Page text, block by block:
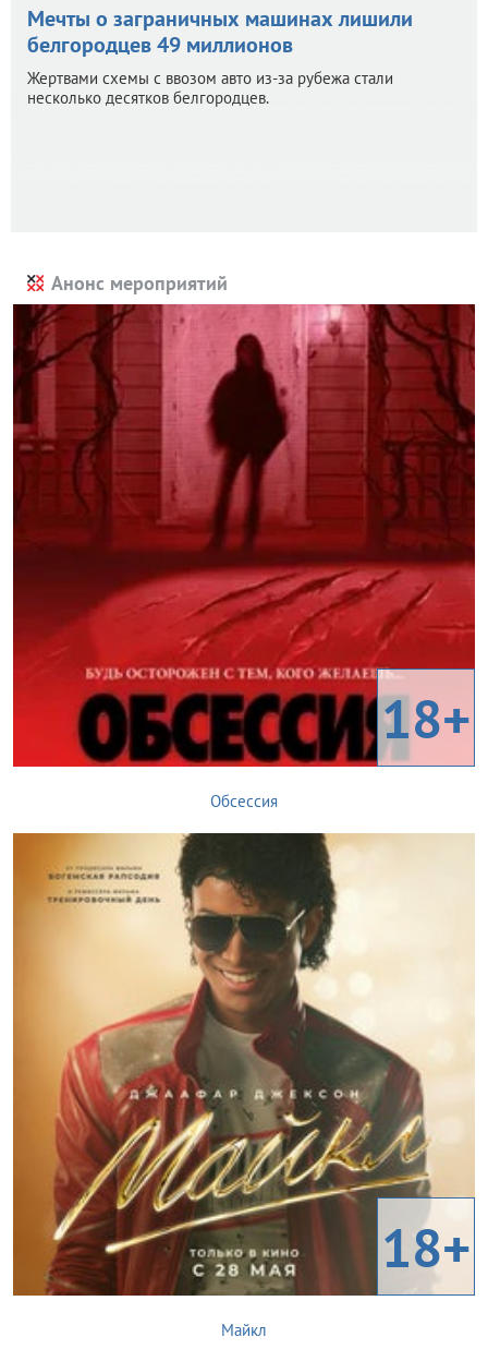
Мечты о заграничных машинах лишили
белгородцев 49 миллионов
Жертвами схемы с ввозом авто из-за рубежа стали
несколько десятков белгородцев.
Анонс мероприятий
18+
Обсессия
18+
Майкл